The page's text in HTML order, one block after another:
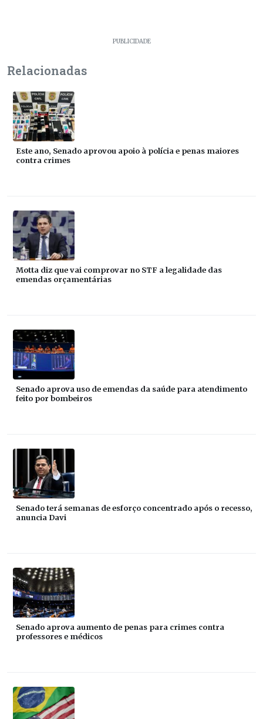
PUBLICIDADE
Relacionadas
Este ano, Senado aprovou apoio à polícia e penas maiores
contra crimes
Motta diz que vai comprovar no STF a legalidade das
emendas orçamentárias
Senado aprova uso de emendas da saúde para atendimento
feito por bombeiros
Senado terá semanas de esforço concentrado após o recesso,
anuncia Davi
Senado aprova aumento de penas para crimes contra
professores e médicos